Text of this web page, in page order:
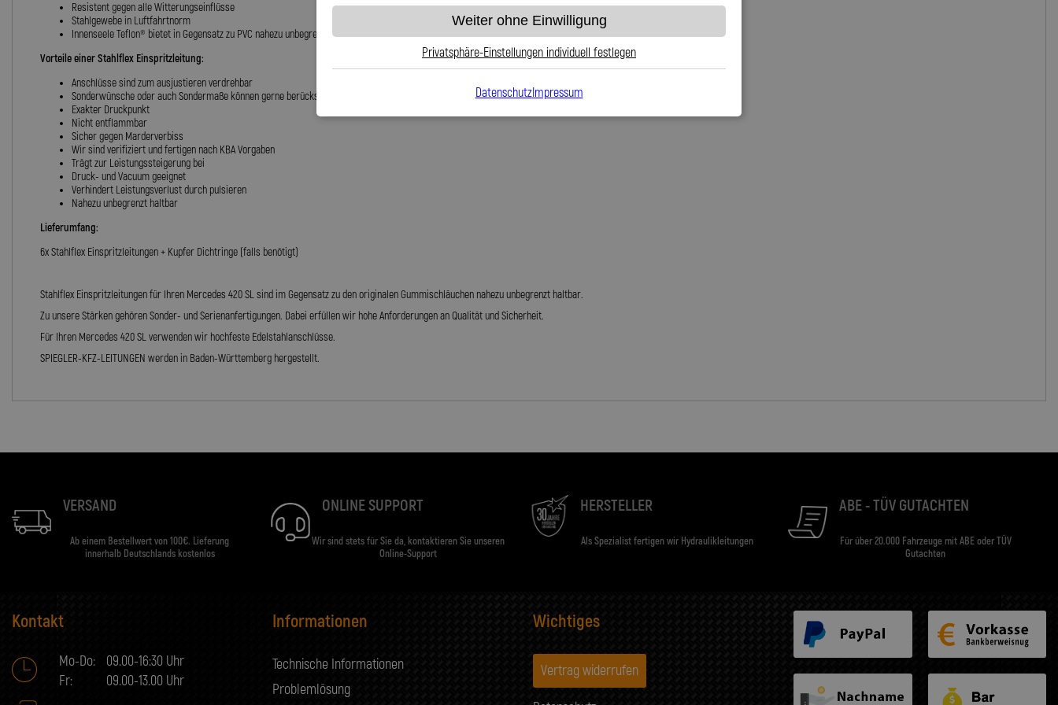
Resistent gegen alle Witterungseinflüsse
Stahlgewebe in Luftfahrtnorm
Innenseele Teflon® bietet in Gegensatz zu PVC nahezu unbegrenzte Haltbarkeit
Vorteile einer Stahlflex Einspritzleitung:
Anschlüsse sind zum ausjustieren verdrehbar
Sonderwünsche oder auch Sondermaße können gerne berücksichtigt werden
Exakter Druckpunkt
Nicht entflammbar
Sicher gegen Marderverbiss
Wir sind verifiziert und fertigen nach KBA Vorgaben
Trägt zur Leistungssteigerung bei
Druck- und Vacuum geeignet
Verhindert Leistungsverlust durch pulsieren
Nahezu unbegrenzt haltbar
Lieferumfang:
6x Stahlflex Einspritzleitungen + Kupfer Dichtringe (falls benötigt)
Stahlflex Einspritzleitungen für Ihren Mercedes 420 SL sind im Gegensatz zu den originalen Gummischläuchen nahezu unbegrenzt haltbar.
Zu unsere Stärken gehören Sonder- und Serienanfertigungen. Dabei erfüllen wir hohe Anforderungen an Qualität und Sicherheit.
Für Ihren Mercedes 420 SL verwenden wir hochfeste Edelstahlanschlüsse.
SPIEGLER-KFZ-LEITUNGEN werden in Baden-Württemberg hergestellt.
VERSAND
Ab einem Bestellwert von 100€. Lieferung
innerhalb Deutschlands kostenlos
ONLINE SUPPORT
Wir sind stets für Sie da, kontaktieren Sie unseren
Online-Support
HERSTELLER
Als Spezialist fertigen wir Hydraulikleitungen
ABE - TÜV GUTACHTEN
Für über 20.000 Fahrzeuge mit ABE oder TÜV
Gutachten
Kontakt
Mo-Do:
09.00-16:30 Uhr
Fr:
09.00-13.00 Uhr
Informationen
Technische Informationen
Problemlösung
Wichtiges
Vertrag widerrufen
Weiter ohne Einwilligung
Privatsphäre-Einstellungen individuell festlegen
DatenschutzImpressum